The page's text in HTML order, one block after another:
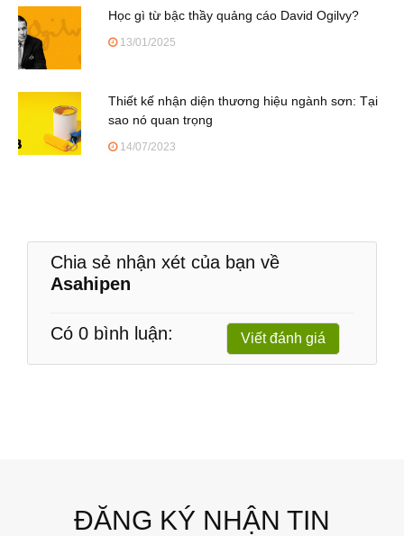
Học gì từ bậc thầy quảng cáo David Ogilvy?
13/01/2025
Thiết kế nhận diện thương hiệu ngành sơn: Tại
sao nó quan trọng
14/07/2023
Chia sẻ nhận xét của bạn về
Asahipen
Có 0 bình luận: Viết đánh giá
ĐĂNG KÝ NHẬN TIN